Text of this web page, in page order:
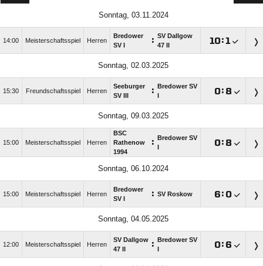
Sonntag, 03.11.2024
14:00 Meisterschaftsspiel Herren
Bredower
SV I
: SV Dallgow
47 II
:
Sonntag, 02.03.2025
15:30 Freundschaftsspiel Herren
Seeburger
SV III
:
Bredower SV
: 
Sonntag, 09.03.2025
15:00 Meisterschaftsspiel Herren
BSC
Rathenow
1994
:
Bredower SV
: 
Sonntag, 06.10.2024
15:00 Meisterschaftsspiel Herren
Bredower
SV I
: SV Roskow : 
Sonntag, 04.05.2025
12:00 Meisterschaftsspiel Herren
SV Dallgow
47 II
:
Bredower SV
: 